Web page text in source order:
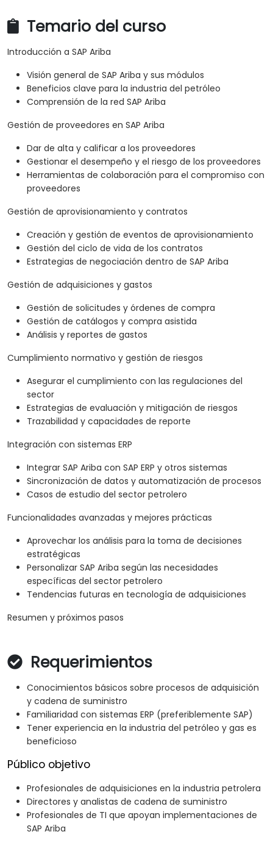
Temario del curso
Introducción a SAP Ariba
Visión general de SAP Ariba y sus módulos
Beneficios clave para la industria del petróleo
Comprensión de la red SAP Ariba
Gestión de proveedores en SAP Ariba
Dar de alta y calificar a los proveedores
Gestionar el desempeño y el riesgo de los proveedores
Herramientas de colaboración para el compromiso con
proveedores
Gestión de aprovisionamiento y contratos
Creación y gestión de eventos de aprovisionamiento
Gestión del ciclo de vida de los contratos
Estrategias de negociación dentro de SAP Ariba
Gestión de adquisiciones y gastos
Gestión de solicitudes y órdenes de compra
Gestión de catálogos y compra asistida
Análisis y reportes de gastos
Cumplimiento normativo y gestión de riesgos
Asegurar el cumplimiento con las regulaciones del
sector
Estrategias de evaluación y mitigación de riesgos
Trazabilidad y capacidades de reporte
Integración con sistemas ERP
Integrar SAP Ariba con SAP ERP y otros sistemas
Sincronización de datos y automatización de procesos
Casos de estudio del sector petrolero
Funcionalidades avanzadas y mejores prácticas
Aprovechar los análisis para la toma de decisiones
estratégicas
Personalizar SAP Ariba según las necesidades
específicas del sector petrolero
Tendencias futuras en tecnología de adquisiciones
Resumen y próximos pasos
Requerimientos
Conocimientos básicos sobre procesos de adquisición
y cadena de suministro
Familiaridad con sistemas ERP (preferiblemente SAP)
Tener experiencia en la industria del petróleo y gas es
beneficioso
Público objetivo
Profesionales de adquisiciones en la industria petrolera
Directores y analistas de cadena de suministro
Profesionales de TI que apoyan implementaciones de
SAP Ariba